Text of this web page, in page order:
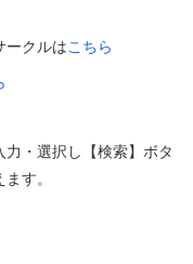
ークルはこちら
・選択し【検索】ボタ
す。